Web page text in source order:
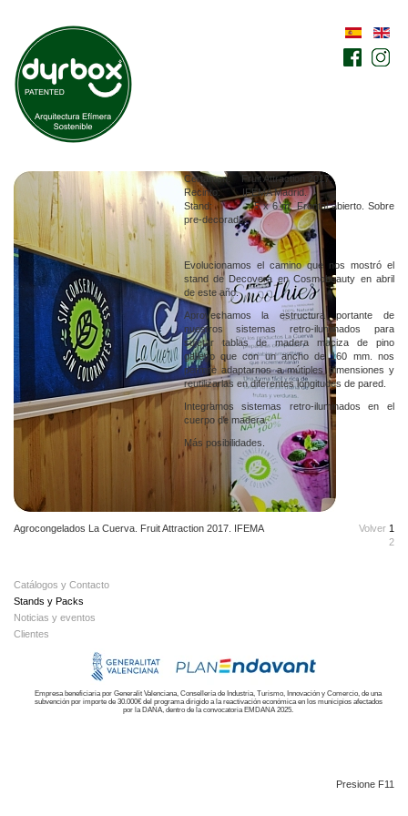
Certamen: Fruit Attraction 2017.
Recinto: IFEMA Madrid.
Stand: 5 x 6 m. Frontal abierto. Sobre
pre-decorado.
Evolucionamos el camino que nos mostró el
stand de Decovera en Cosmobeauty en abril
de este año.
Aprovechamos la estructura portante de
nuestros sistemas retro-iluminados para
sujetar tablas de madera maciza de pino
gallego que con un ancho de 160 mm. nos
permite adaptarnos a mútiples dimensiones y
reutilizarlas en diferentes longitudes de pared.
Integramos sistemas retro-iluminados en el
cuerpo de madera.
Más posibilidades.
Agrocongelados La Cuerva. Fruit Attraction 2017. IFEMA Volver 1
2
Catálogos y Contacto
Stands y Packs
Noticias y eventos
Clientes
Empresa beneficiaria por Generalit Valenciana, Consellería de Industria, Turismo, Innovación y Comercio, de una
subvención por importe de 30.000€ del programa dirigido a la reactivación económica en los municipios afectados
por la DANA, dentro de la convocatoria EMDANA 2025.
Presione F11